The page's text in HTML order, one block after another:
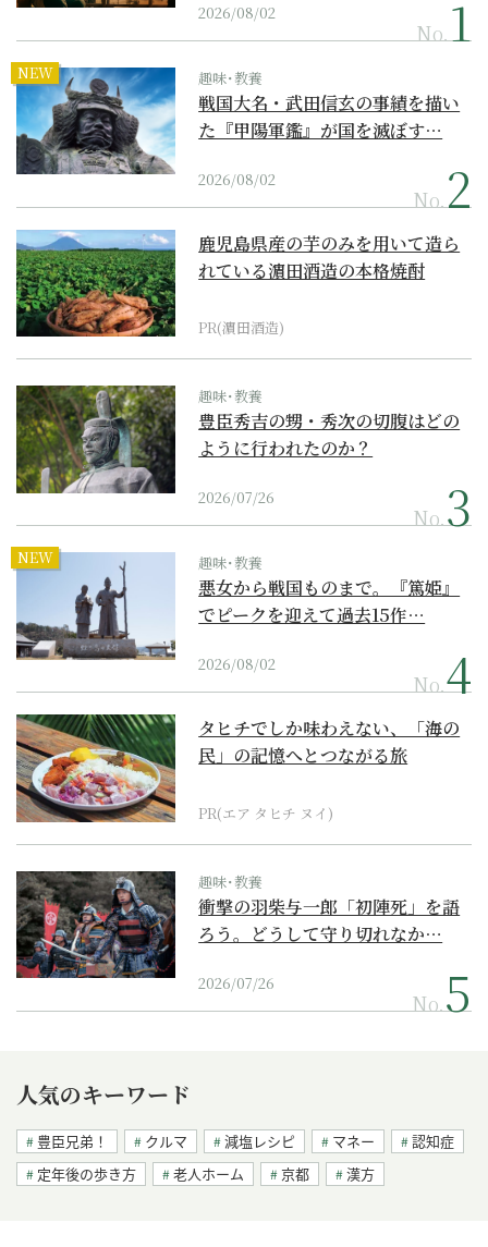
2026/08/02
No.
NEW 趣味･教養
戦国大名・武田信玄の事績を描い
た『甲陽軍鑑』が国を滅ぼす…
2026/08/02
No.
鹿児島県産の芋のみを用いて造ら
れている濵田酒造の本格焼酎
PR(濵田酒造)
趣味･教養
豊臣秀吉の甥・秀次の切腹はどの
ように行われたのか？
2026/07/26
No.
NEW 趣味･教養
悪女から戦国ものまで。『篤姫』
でピークを迎えて過去15作…
2026/08/02
No.
タヒチでしか味わえない、「海の
民」の記憶へとつながる旅
PR(エア タヒチ ヌイ)
趣味･教養
衝撃の羽柴与一郎「初陣死」を語
ろう。どうして守り切れなか…
2026/07/26
No.
人気のキーワード
豊臣兄弟！ クルマ 減塩レシピ マネー
認知症
定年後の歩き方
老人ホーム 京都 漢方